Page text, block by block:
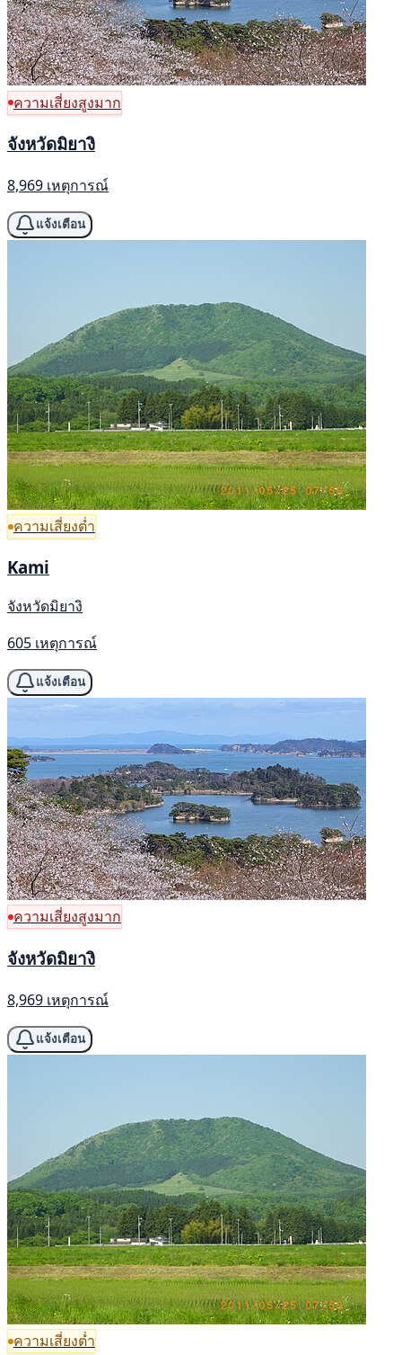
ความเสี่ยงสูงมาก
จังหวัดมิยางิ
8,969 เหตุการณ์
แจ้งเตือน
ความเสี่ยงต่ำ
Kami
จังหวัดมิยางิ
605 เหตุการณ์
แจ้งเตือน
ความเสี่ยงสูงมาก
จังหวัดมิยางิ
8,969 เหตุการณ์
แจ้งเตือน
ความเสี่ยงต่ำ